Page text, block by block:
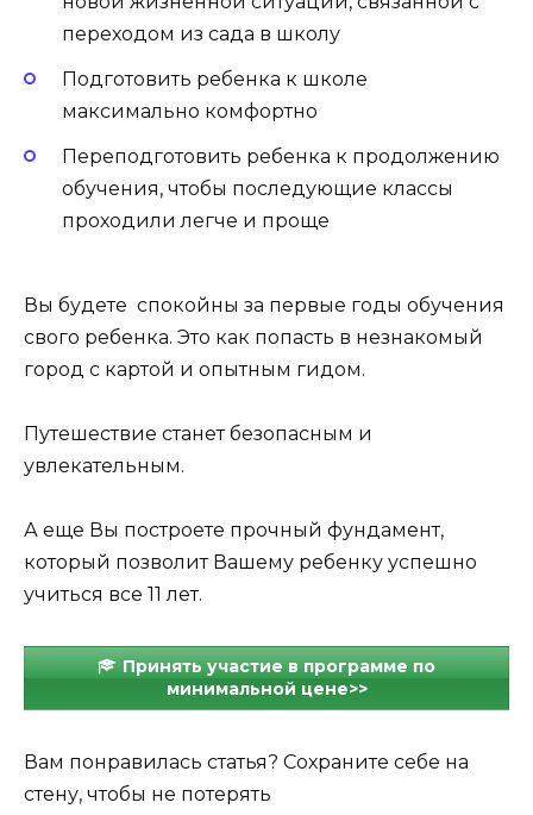
переходом из сада в школу
Подготовить ребенка к школе
максимально комфортно
Переподготовить ребенка к продолжению
обучения, чтобы последующие классы
проходили легче и проще
Вы будете спокойны за первые годы обучения
свого ребенка. Это как попасть в незнакомый
город с картой и опытным гидом.
Путешествие станет безопасным и
увлекательным.
А еще Вы построете прочный фундамент,
который позволит Вашему ребенку успешно
учиться все 11 лет.
Принять участие в программе по
минимальной цене>>
Вам понравилась статья? Сохраните себе на
стену, чтобы не потерять